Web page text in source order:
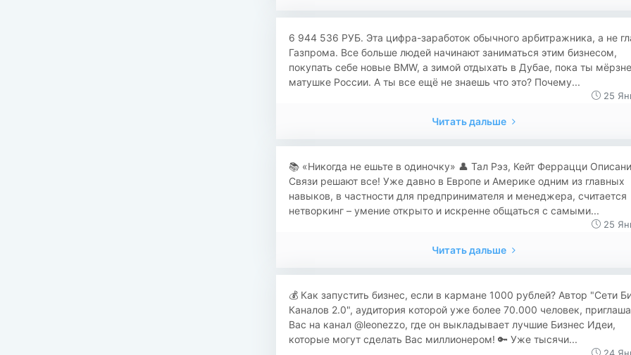
6 944 536 РУБ. Эта цифра-заработок обычного арбитражника, а не
Газпрома. Все больше людей начинают заниматься этим бизнесом,
покупать себе новые BMW, а зимой отдыхать в Дубае, пока ты
матушке России. А ты все ещё не знаешь что это? Почему...
25
Читать дальше
​​📚 «Никогда не ешьте в одиночку» 👤 Тал Рэз, Кейт Феррацци
Связи решают все! Уже давно в Европе и Америке одним из главных
навыков, в частности для предпринимателя и менеджера, считается
нетворкинг – умение открыто и искренне общаться с самыми...
25
Читать дальше
​​💰 Как запустить бизнес, если в кармане 1000 рублей? Автор "Сети
Каналов 2.0", аудитория которой уже более 70.000 человек,
Вас на канал @leonezzo, где он выкладывает лучшие Бизнес Идеи,
которые могут сделать Вас миллионером! 🔑 Уже тысячи...